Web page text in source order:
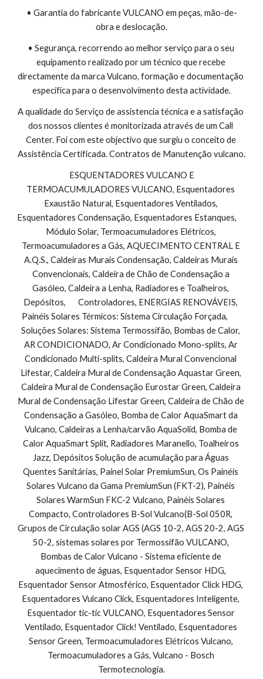
• Garantia do fabricante VULCANO em peças, mão-de-
obra e deslocação.
• Segurança, recorrendo ao melhor serviço para o seu
equipamento realizado por um técnico que recebe
directamente da marca Vulcano, formação e documentação
específica para o desenvolvimento desta actividade.
A qualidade do Serviço de assistencia técnica e a satisfação
dos nossos clientes é monitorizada através de um Call
Center. Foi com este objectivo que surgiu o conceito de
Assistência Certificada. Contratos de Manutenção vulcano.
TERMOACUMULADORES VULCANO, Esquentadores
Exaustão Natural, Esquentadores Ventilados,
Esquentadores Condensação, Esquentadores Estanques,
Módulo Solar, Termoacumuladores Elétricos,
Termoacumuladores a Gás, AQUECIMENTO CENTRAL E
A.Q.S., Caldeiras Murais Condensação, Caldeiras Murais
Convencionais, Caldeira de Chão de Condensação a
Gasóleo, Caldeira a Lenha, Radiadores e Toalheiros,
Depósitos,       Controladores, ENERGIAS RENOVÁVEIS,
Painéis Solares Térmicos: Sistema Circulação Forçada,
Soluções Solares: Sistema Termossifão, Bombas de Calor,
AR CONDICIONADO, Ar Condicionado Mono-splits, Ar
Condicionado Multi-splits, Caldeira Mural Convencional
Lifestar, Caldeira Mural de Condensação Aquastar Green,
Caldeira Mural de Condensação Eurostar Green, Caldeira
Mural de Condensação Lifestar Green, Caldeira de Chão de
Condensação a Gasóleo, Bomba de Calor AquaSmart da
Vulcano, Caldeiras a Lenha/carvão AquaSolid, Bomba de
Calor AquaSmart Split, Radiadores Maranello, Toalheiros
Jazz, Depósitos Solução de acumulação para Águas
Quentes Sanitárias, Painel Solar PremiumSun, Os Painéis
Solares Vulcano da Gama PremiumSun (FKT-2), Painéis
Solares WarmSun FKC-2 Vulcano, Painéis Solares
Compacto, Controladores B-Sol Vulcano(B-Sol 050R,
Grupos de Circulação solar AGS (AGS 10-2, AGS 20-2, AGS
50-2, sistemas solares por Termossifão VULCANO,
Bombas de Calor Vulcano - Sistema eficiente de
aquecimento de águas, Esquentador Sensor HDG,
Esquentador Sensor Atmosférico, Esquentador Click HDG,
Esquentadores Vulcano Click, Esquentadores Inteligente,
Esquentador tic-tic VULCANO, Esquentadores Sensor
Ventilado, Esquentador Click! Ventilado, Esquentadores
Sensor Green, Termoacumuladores Elétricos Vulcano,
Termoacumuladores a Gás, Vulcano - Bosch
Termotecnologia.